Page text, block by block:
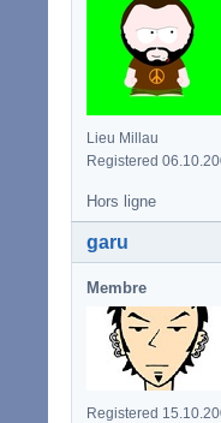
Lieu Millau
Registered
Hors ligne
garu
Membre
Registered